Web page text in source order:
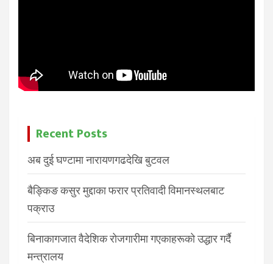
Recent Posts
अब दुई घण्टामा नारायणगढदेखि बुटवल
बैङ्किङ कसुर मुद्दाका फरार प्रतिवादी विमानस्थलबाट
पक्राउ
बिनाकागजात वैदेशिक रोजगारीमा गएकाहरूको उद्धार गर्दै
मन्त्रालय